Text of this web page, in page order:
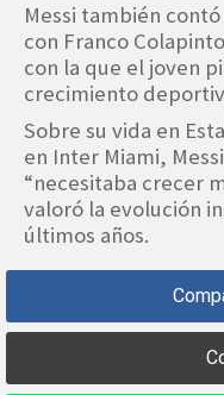
Messi también
con Franco
con la que el joven
crecimiento
Sobre su vida en
en Inter Miami,
“necesitaba crecer
valoró la evolución
últimos años.